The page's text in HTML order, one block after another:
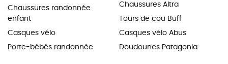
Chaussures randonnée
enfant
Casques vélo
Porte-bébés randonnée
Chaussures Altra
Tours de cou Buff
Casques vélo Abus
Doudounes Patagonia